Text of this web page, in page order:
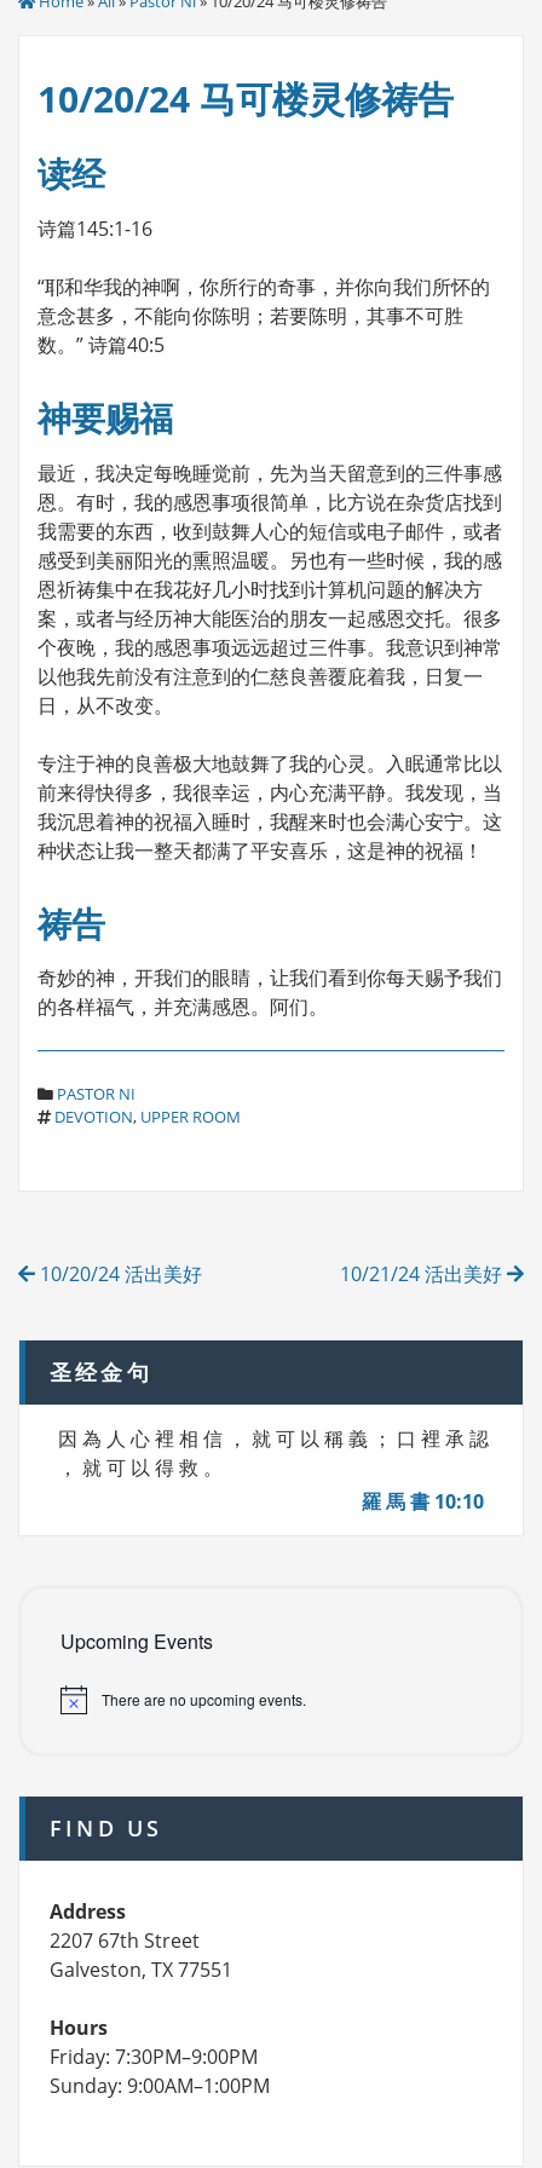
10/20/24 马可楼灵修祷告
读经
诗篇145:1-16
“耶和华我的神啊，你所行的奇事，并你向我们所怀的
意念甚多，不能向你陈明；若要陈明，其事不可胜
数。” 诗篇40:5
神要赐福
最近，我决定每晚睡觉前，先为当天留意到的三件事感
恩。有时，我的感恩事项很简单，比方说在杂货店找到
我需要的东西，收到鼓舞人心的短信或电子邮件，或者
感受到美丽阳光的熏照温暖。另也有一些时候，我的感
恩祈祷集中在我花好几小时找到计算机问题的解决方
案，或者与经历神大能医治的朋友一起感恩交托。很多
个夜晚，我的感恩事项远远超过三件事。我意识到神常
以他我先前没有注意到的仁慈良善覆庇着我，日复一
日，从不改变。
专注于神的良善极大地鼓舞了我的心灵。入眠通常比以
前来得快得多，我很幸运，内心充满平静。我发现，当
我沉思着神的祝福入睡时，我醒来时也会满心安宁。这
种状态让我一整天都满了平安喜乐，这是神的祝福！
祷告
奇妙的神，开我们的眼睛，让我们看到你每天赐予我们
的各样福气，并充满感恩。阿们。
C
A
E
PASTOR NI
T
DEVOTION, UPPER ROOM
Post
10/20/24 活出美好 10/21/24 活出美好
圣经金句
因 為 人 心 裡 相 信 ， 就 可 以 稱 義 ； 口 裡 承 認
， 就 可 以 得 救 。
羅 馬 書 10:10
Upcoming Events
There are no upcoming events.
FIND US
Address
2207 67th Street
Galveston, TX 77551
Hours
Friday: 7:30PM–9:00PM
Sunday: 9:00AM–1:00PM